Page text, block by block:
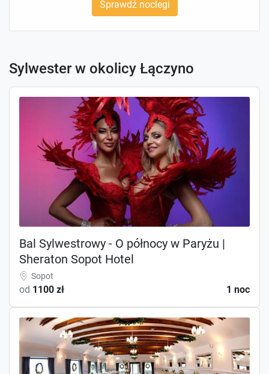
Sprawdź noclegi
Sylwester w okolicy Łączyno
Bal Sylwestrowy - O północy w Paryżu |
Sheraton Sopot Hotel
Sopot
od 1100 zł 1 noc